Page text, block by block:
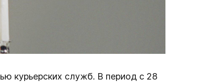
курьерских служб. В период с 28